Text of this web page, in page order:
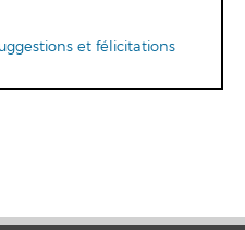
et félicitations